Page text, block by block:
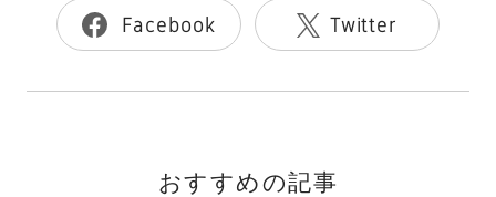
Facebook Twitter
おすすめの記事